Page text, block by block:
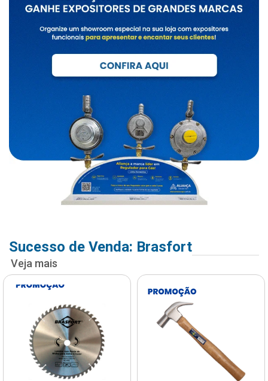
Sucesso de Venda: Brasfort
Veja mais